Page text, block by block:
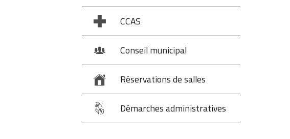
CCAS
Conseil municipal
Réservations de salles
Démarches administratives